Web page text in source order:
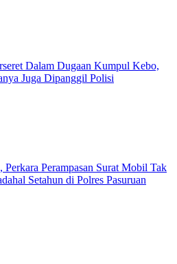
Dalam Dugaan Kumpul Kebo,
Juga Dipanggil Polisi
Perkara Perampasan Surat Mobil Tak
Setahun di Polres Pasuruan